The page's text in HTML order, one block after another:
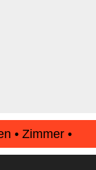
• Zimmer •